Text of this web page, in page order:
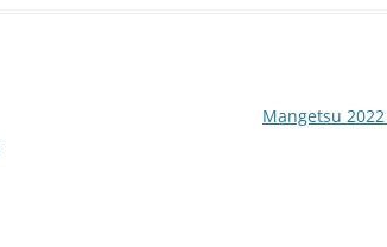
Mangetsu 2022